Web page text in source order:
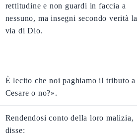
rettitudine e non guardi in faccia a
nessuno, ma insegni secondo verità la
via di Dio.
È lecito che noi paghiamo il tributo a
Cesare o no?».
Rendendosi conto della loro malizia,
disse: